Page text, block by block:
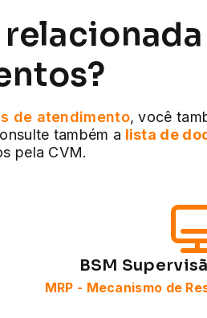
de atendimento, você
também a lista de
pela CVM.
BSM
MRP - Mecanismo de